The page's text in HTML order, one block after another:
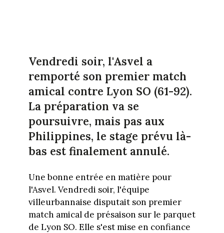
Vendredi soir, l'Asvel a
remporté son premier match
amical contre Lyon SO (61-92).
La préparation va se
poursuivre, mais pas aux
Philippines, le stage prévu là-
bas est finalement annulé.
Une bonne entrée en matière pour
l'Asvel. Vendredi soir, l'équipe
villeurbannaise disputait son premier
match amical de présaison sur le parquet
de Lyon SO. Elle s'est mise en confiance